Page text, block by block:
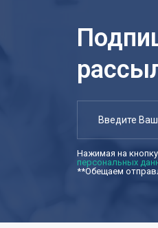
Нажимая на
персональных
**Обещаем